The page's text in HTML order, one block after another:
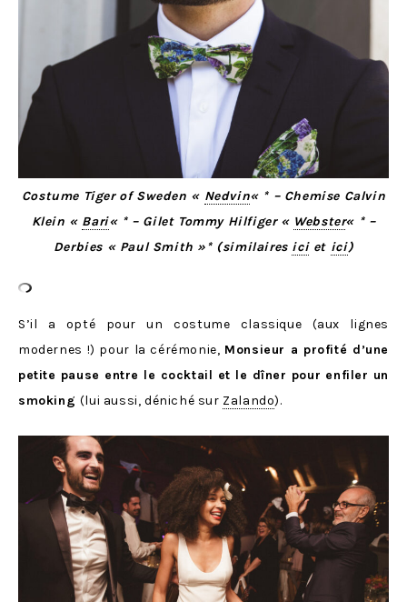
Costume Tiger of Sweden « Nedvin« * – Chemise Calvin
Klein « Bari« * – Gilet Tommy Hilfiger « Webster« * –
Derbies « Paul Smith »* (similaires iciet ici)
S’il a opté pour un costume classique (aux lignes
modernes !) pour la cérémonie, Monsieur a profité d’une
petite pause entre le cocktail et le dîner pour enfiler un
smoking (lui aussi, déniché sur Zalando).